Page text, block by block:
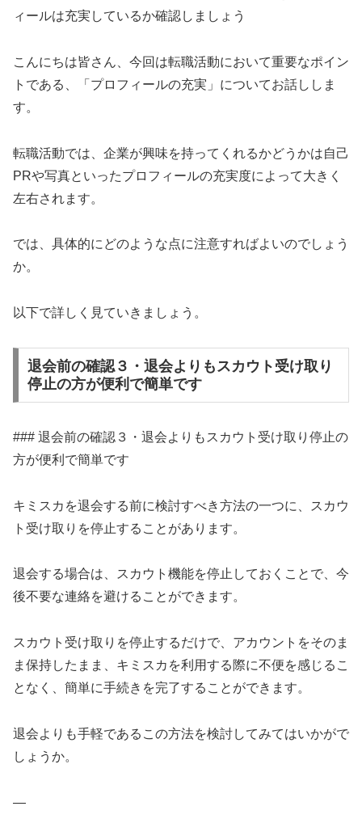
ィールは充実しているか確認しましょう
こんにちは皆さん、今回は転職活動において重要なポイン
トである、「プロフィールの充実」についてお話ししま
す。
転職活動では、企業が興味を持ってくれるかどうかは自己
PRや写真といったプロフィールの充実度によって大きく
左右されます。
では、具体的にどのような点に注意すればよいのでしょう
か。
以下で詳しく見ていきましょう。
退会前の確認３・退会よりもスカウト受け取り
停止の方が便利で簡単です
### 退会前の確認３・退会よりもスカウト受け取り停止の
方が便利で簡単です
キミスカを退会する前に検討すべき方法の一つに、スカウ
ト受け取りを停止することがあります。
退会する場合は、スカウト機能を停止しておくことで、今
後不要な連絡を避けることができます。
スカウト受け取りを停止するだけで、アカウントをそのま
ま保持したまま、キミスカを利用する際に不便を感じるこ
となく、簡単に手続きを完了することができます。
退会よりも手軽であるこの方法を検討してみてはいかがで
しょうか。
—